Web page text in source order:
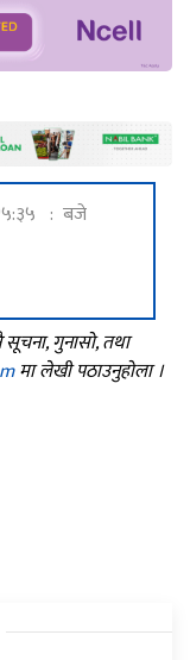
१५:३५ : बजे
गुनासो, तथा
मा लेखी पठाउनुहोला ।